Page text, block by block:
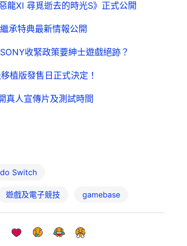
龍XI 尋覓逝去的時光S》正式公開
承特典最新情報公開
收緊政策要紳士遊戲絕跡？
植版發售日正式決定！
真人宣傳片及測試時間
Switch
遊戲及電子競技 gamebase